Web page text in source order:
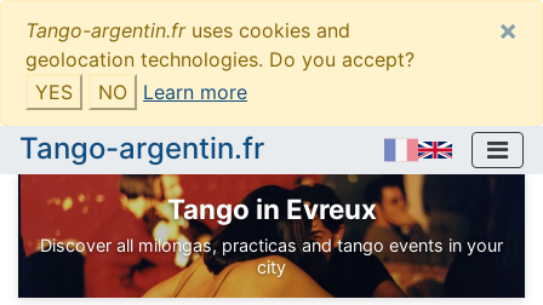
Tango-argentin.fruses cookies and
geolocation technologies. Do you accept?
YES
NO Learn more
×
Tango-argentin.fr
Tango in Evreux
Discover all milongas, practicas and tango events in your
city